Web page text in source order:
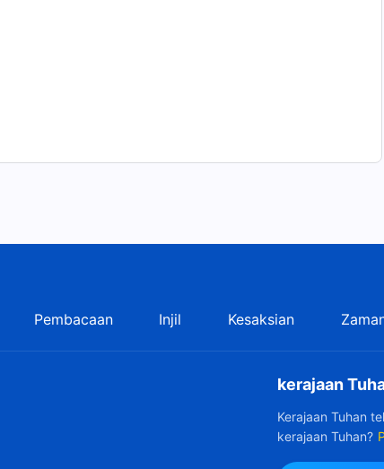
Pembacaan Injil Kesaksian
kerajaan
Kerajaan Tuhan
kerajaan Tuhan?